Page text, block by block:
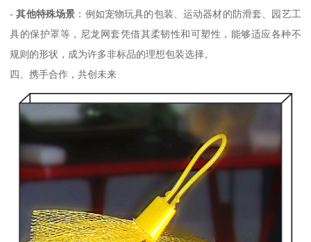
-其他特殊场景 ：例如宠物玩具的包装、运动器材的防滑套、园艺工
具的保护罩等，尼龙网套凭借其柔韧性和可塑性，能够适应各种不
规则的形状，成为许多非标品的理想包装选择。
四、携手合作，共创未来